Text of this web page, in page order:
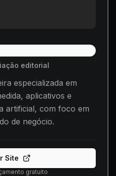
editorial
especializada em
aplicativos e
artificial, com foco em
de negócio.
Site
gratuito